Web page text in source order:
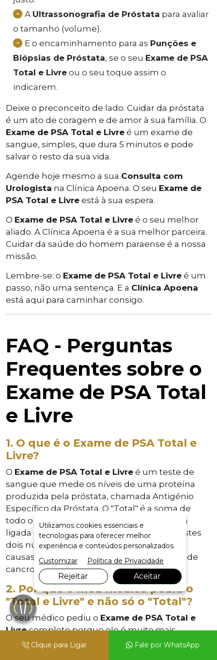
A Ultrassonografia de Próstata para avaliar
o tamanho (volume).
E o encaminhamento para as Punções e
Biópsias de Próstata, se o seu Exame de PSA
Total e Livre ou o seu toque assim o
indicarem.
Deixe o preconceito de lado. Cuidar da próstata
é um ato de coragem e de amor à sua família. O
Exame de PSA Total e Livre é um exame de
sangue, simples, que dura 5 minutos e pode
salvar o resto da sua vida.
Agende hoje mesmo a sua Consulta com
Urologista na Clínica Apoena. O seu Exame de
PSA Total e Livre está à sua espera.
O Exame de PSA Total e Livre é o seu melhor
aliado. A Clínica Apoena é a sua melhor parceira.
Cuidar da saúde do homem paraense é a nossa
missão.
Lembre-se: o Exame de PSA Total e Livre é um
passo, não uma sentença. E a Clínica Apoena
está aqui para caminhar consigo.
FAQ - Perguntas
Frequentes sobre o
Exame de PSA Total
e Livre
1. O que é o Exame de PSA Total e
Livre?
O Exame de PSA Total e Livre é um teste de
sangue que mede os níveis de uma proteína
produzida pela próstata, chamada Antigénio
Específico da Próstata. O "Total" é a soma de
todo o PSA. O "Livre" é a fração que não está
ligada a outras proteínas. A relação entre estes
dois números ajuda o médico a diferenciar
causas benignas (como HPB) de suspeitas de
cancro.
2. Por que o meu médico pediu o
"Total e Livre" e não só o "Total"?
O seu médico pediu o Exame de PSA Total e
Livrecompleto porque ele é muito mais
informativo. Se o seu PSA Total vier na "zona
Clique para Ligar Fale por WhatsApp
Utilizamos cookies essenciais e
tecnologias para oferecer melhor
experiência e conteúdos personalizados.
Customizar
Política de Privacidade
Rejeitar Aceitar